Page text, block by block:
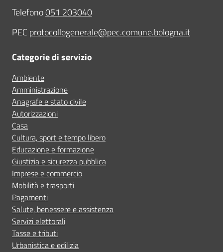
Telefono051 203040
PEC protocollogenerale@pec.comune.bologna.it
Categorie di servizio
Ambiente
Amministrazione
Anagrafe e stato civile
Autorizzazioni
Casa
Cultura, sport e tempo libero
Educazione e formazione
Giustizia e sicurezza pubblica
Imprese e commercio
Mobilità e trasporti
Pagamenti
Salute, benessere e assistenza
Servizi elettorali
Tasse e tributi
Urbanistica e edilizia